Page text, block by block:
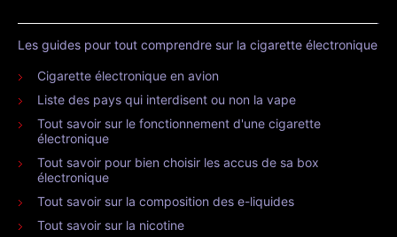
Les guides pour tout comprendre sur la cigarette électronique
Cigarette électronique en avion
Liste des pays qui interdisent ou non la vape
Tout savoir sur le fonctionnement d'une cigarette
électronique
Tout savoir pour bien choisir les accus de sa box
électronique
Tout savoir sur la composition des e-liquides
Tout savoir sur la nicotine